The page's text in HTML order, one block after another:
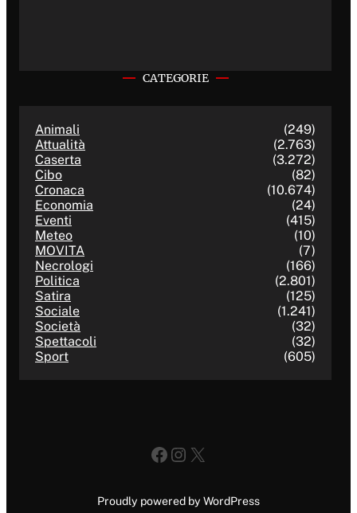
CATEGORIE
Animali
(249)
Attualità
(2.763)
Caserta
(3.272)
Cibo
(82)
Cronaca
(10.674)
Economia
(24)
Eventi
(415)
Meteo
(10)
MOVITA
(7)
Necrologi
(166)
Politica
(2.801)
Satira
(125)
Sociale
(1.241)
Società
(32)
Spettacoli
(32)
Sport
(605)
Facebook
Instagram
X
Proudly powered by WordPress